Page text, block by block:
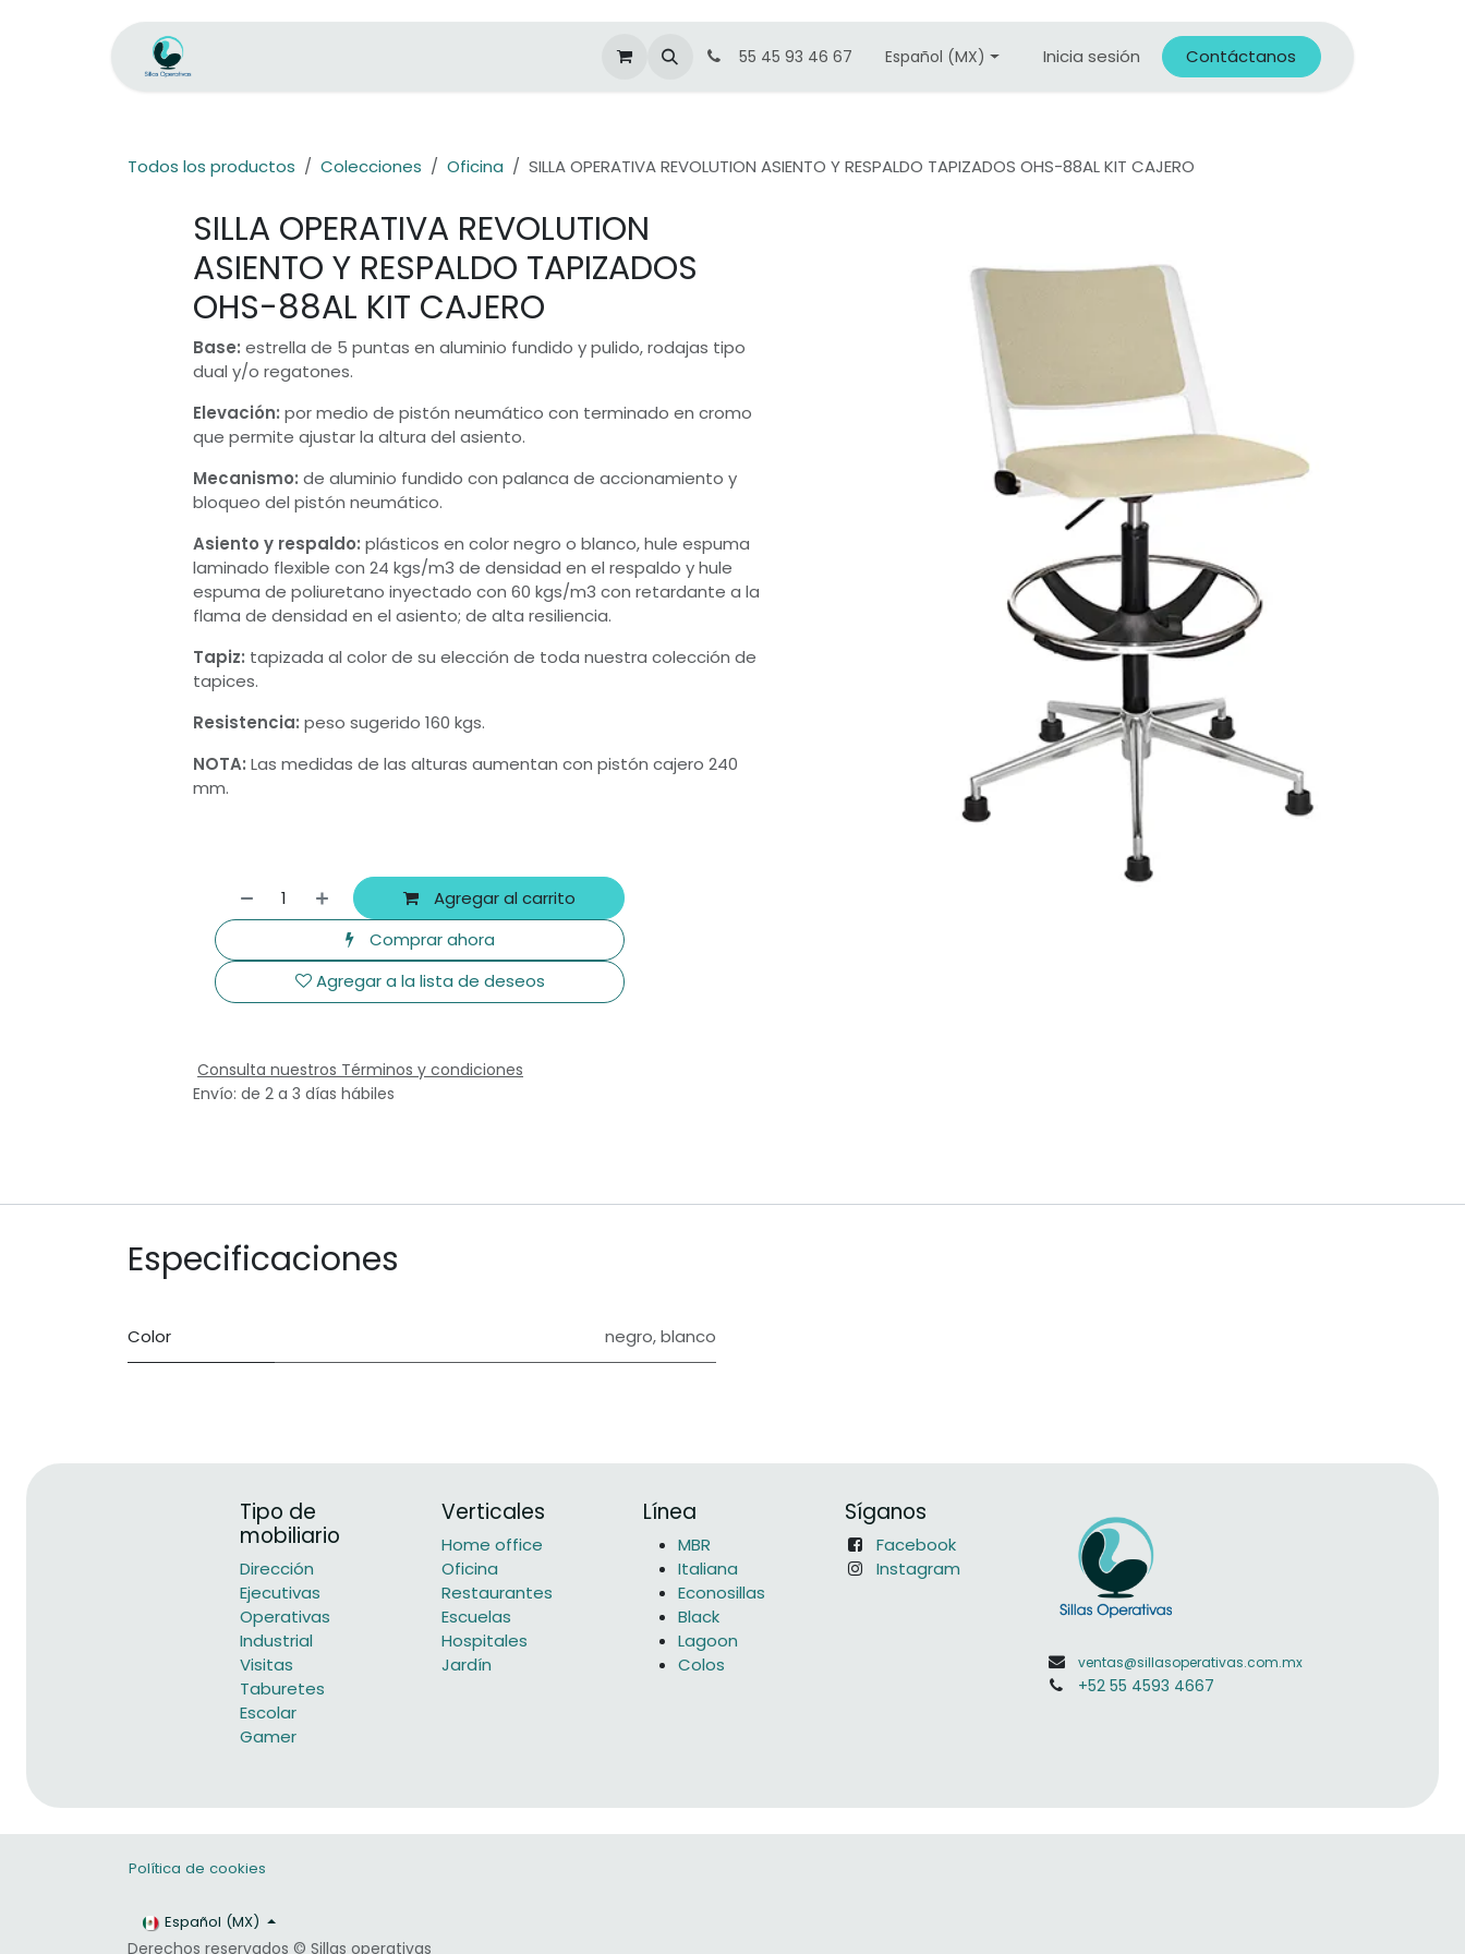
55 45 93 46 67 Español (MX) Inicia sesión Contáctanos
Todos los productos Colecciones Oficina SILLA OPERATIVA REVOLUTION ASIENTO Y RESPALDO TAPIZADOS OHS-88AL KIT CAJERO
SILLA OPERATIVA REVOLUTION
ASIENTO Y RESPALDO TAPIZADOS
OHS-88AL KIT CAJERO
Base: estrella de 5 puntas en aluminio fundido y pulido, rodajas tipo
dual y/o regatones.
Elevación: por medio de pistón neumático con terminado en cromo
que permite ajustar la altura del asiento.
Mecanismo: de aluminio fundido con palanca de accionamiento y
bloqueo del pistón neumático.
Asiento y respaldo: plásticos en color negro o blanco, hule espuma
laminado flexible con 24 kgs/m3 de densidad en el respaldo y hule
espuma de poliuretano inyectado con 60 kgs/m3 con retardante a la
flama de densidad en el asiento; de alta resiliencia.
Tapiz: tapizada al color de su elección de toda nuestra colección de
tapices.
Resistencia: peso sugerido 160 kgs.
NOTA: Las medidas de las alturas aumentan con pistón cajero 240
mm.
Agregar al carrito
Comprar ahora
Agregar a la lista de deseos
Consulta nuestros Términos y condiciones
Envío: de 2 a 3 días hábiles
Especificaciones
Color negro,blanco
Tipo de
mobiliario
Dirección
Ejecutivas
Operativas
Industrial
Visitas
Taburetes
Escolar
Gamer
Verticales
Home office
Oficina
Restaurantes
Escuelas
Hospitales
Jardín
Línea
MBR
Italiana
Econosillas
Black
Lagoon
Colos
Síganos
Facebook
Instagram
ventas@sillasoperativas.com.mx
+52 55 4593 4667
Política de cookies
Derechos reservados © Sillas operativas
Español (MX)